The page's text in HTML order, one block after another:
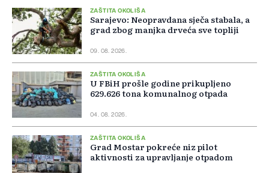
ZAŠTITA OKOLIŠA
Sarajevo: Neopravdana sječa stabala, a
grad zbog manjka drveća sve topliji
09. 08. 2026.
ZAŠTITA OKOLIŠA
U FBiH prošle godine prikupljeno
629.626 tona komunalnog otpada
04. 08. 2026.
ZAŠTITA OKOLIŠA
Grad Mostar pokreće niz pilot
aktivnosti za upravljanje otpadom